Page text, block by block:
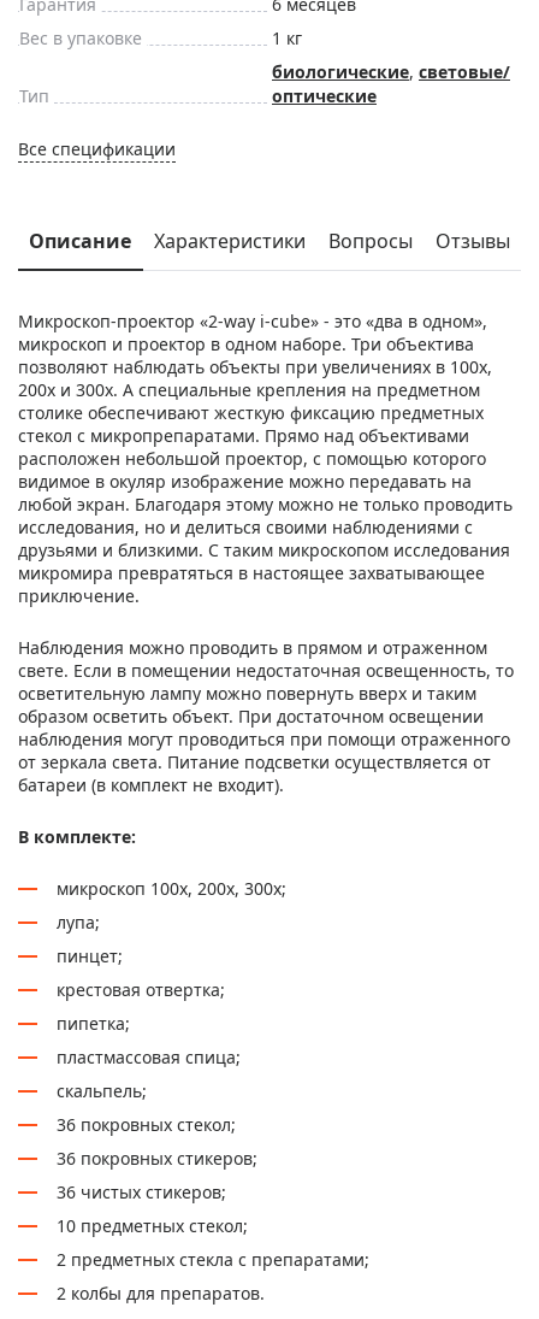
Вес в упаковке
1 кг
Тип
биологические, световые/
оптические
Все спецификации
Описание Характеристики Вопросы Отзывы
Микроскоп-проектор «2-way i-cube» - это «два в одном»,
микроскоп и проектор в одном наборе. Три объектива
позволяют наблюдать объекты при увеличениях в 100х,
200х и 300х. А специальные крепления на предметном
столике обеспечивают жесткую фиксацию предметных
стекол с микропрепаратами. Прямо над объективами
расположен небольшой проектор, с помощью которого
видимое в окуляр изображение можно передавать на
любой экран. Благодаря этому можно не только проводить
исследования, но и делиться своими наблюдениями с
друзьями и близкими. С таким микроскопом исследования
микромира превратяться в настоящее захватывающее
приключение.
Наблюдения можно проводить в прямом и отраженном
свете. Если в помещении недостаточная освещенность, то
осветительную лампу можно повернуть вверх и таким
образом осветить объект. При достаточном освещении
наблюдения могут проводиться при помощи отраженного
от зеркала света. Питание подсветки осуществляется от
батареи (в комплект не входит).
В комплекте:
микроскоп 100х, 200х, 300х;
лупа;
пинцет;
крестовая отвертка;
пипетка;
пластмассовая спица;
скальпель;
36 покровных стекол;
36 покровных стикеров;
36 чистых стикеров;
10 предметных стекол;
2 предметных стекла с препаратами;
2 колбы для препаратов.